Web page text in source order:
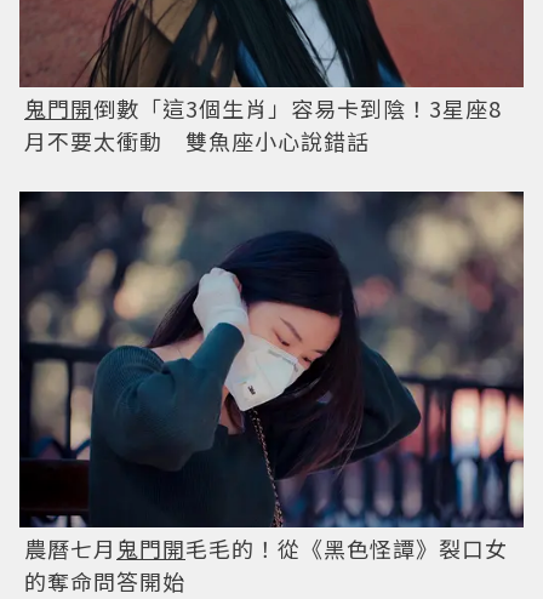
鬼門開倒數「這3個生肖」容易卡到陰！3星座8
月不要太衝動 雙魚座小心說錯話
農曆七月 鬼門開毛毛的！從《黑色怪譚》裂口女
的奪命問答開始